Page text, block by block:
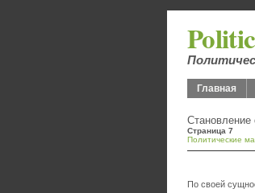
Главная
Становление
Страница 7
Политические
По своей